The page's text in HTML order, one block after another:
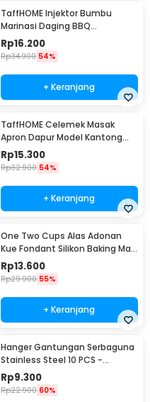
TaffHOME Injektor Bumbu
Marinasi Daging BBQ
Seasoning Injector - HC117
Rp16.200
Rp34.900 54%
+ Keranjang
TaffHOME Celemek Masak
Apron Dapur Model Kantong
Pola Spatula - JJ41
Rp15.300
Rp32.900 54%
+ Keranjang
One Two Cups Alas Adonan
Kue Fondant Silikon Baking Mat
Anti Slip - JJ3873
Rp13.600
Rp29.900 55%
+ Keranjang
Hanger Gantungan Serbaguna
Stainless Steel 10 PCS -
M127105
Rp9.300
Rp22.900 60%